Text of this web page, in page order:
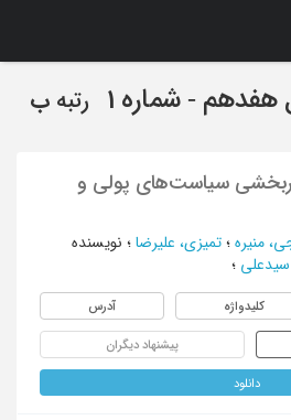
رتبه ب
سیاست‌های پولی و
منیره ؛ تمیزی، علیرضا ؛ نویسنده
سیدعلی ؛
کلیدواژه آدرس
پیشنهاد دیگران
دانلود